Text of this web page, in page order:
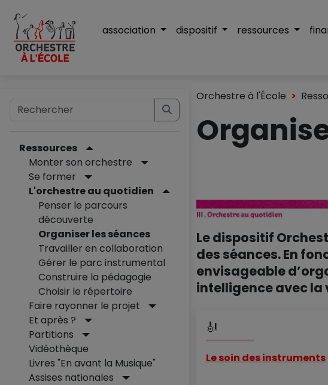
association dispositif ressources
Ressources
Monter son orchestre
Se former
L'orchestre au quotidien
Penser le parcours
découverte
Organiser les séances
Travailler en collaboration
Gérer le parc instrumental
Construire la pédagogie
Choisir le répertoire
Faire rayonner le projet
Et après ?
Partitions
Vidéothèque
Livres "En avant la Musique"
Assises nationales
Orchestre à l'École
Le dispositif
des séances. En
envisageable
intelligence avec la
🎻
Le soin des instruments